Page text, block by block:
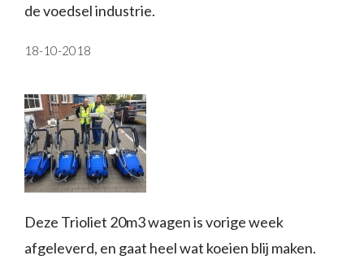
de voedsel industrie.
18-10-2018
Deze Trioliet 20m3 wagen is vorige week
afgeleverd, en gaat heel wat koeien blij maken.